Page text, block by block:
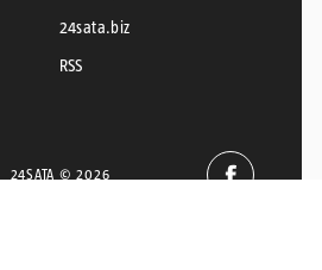
24sata.biz
RSS
24SATA © 2026